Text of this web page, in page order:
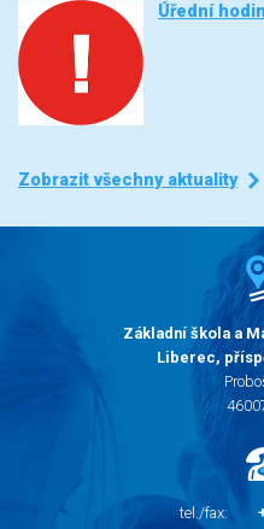
Úřední
Zobrazit všechny aktuality
Základní škola a
Liberec,
tel./fax: